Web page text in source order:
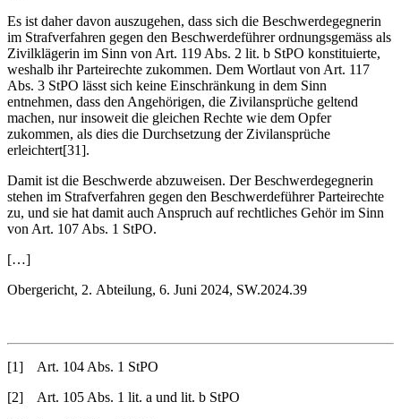
Es ist daher davon auszugehen, dass sich die Beschwerdegegnerin
im Strafverfahren gegen den Beschwerdeführer ordnungsgemäss als
Zivilklägerin im Sinn von Art. 119 Abs. 2 lit. b StPO konstituierte,
weshalb ihr Parteirechte zukommen. Dem Wortlaut von Art. 117
Abs. 3 StPO lässt sich keine Einschränkung in dem Sinn
entnehmen, dass den Angehörigen, die Zivilansprüche geltend
machen, nur insoweit die gleichen Rechte wie dem Opfer
zukommen, als dies die Durchsetzung der Zivilansprüche
erleichtert[31].
Damit ist die Beschwerde abzuweisen. Der Beschwerdegegnerin
stehen im Strafverfahren gegen den Beschwerdeführer Parteirechte
zu, und sie hat damit auch Anspruch auf rechtliches Gehör im Sinn
von Art. 107 Abs. 1 StPO.
[…]
Obergericht, 2. Abteilung, 6. Juni 2024, SW.2024.39
[1] Art. 104 Abs. 1 StPO
[2] Art. 105 Abs. 1 lit. a und lit. b StPO